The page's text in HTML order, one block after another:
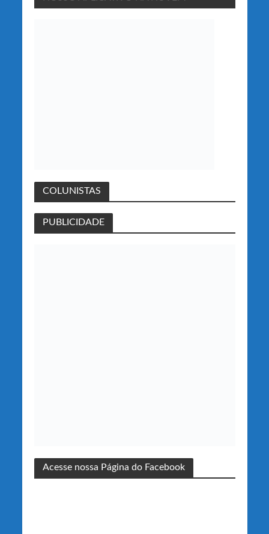
COLUNISTAS
PUBLICIDADE
Acesse nossa Página do Facebook